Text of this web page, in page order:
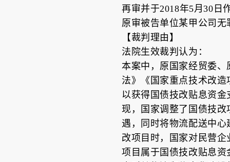
再审并于2018年5月30日
原审被告单位某甲公司
【裁判理由】
法院生效裁判认为：
本案中，原国家经贸委
法》《国家重点技术改
以获得国债技改贴息资
现，国家调整了国债技
遇，同时将物流配送中
改项目时，国家对民营
项目属于国债技改贴息